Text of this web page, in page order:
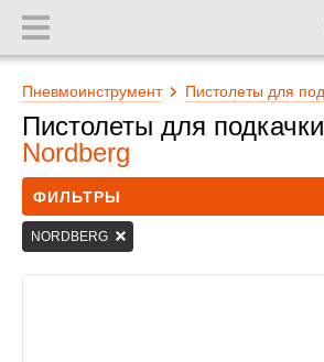
Пневмоинструмент Пистолеты для
Пистолеты для
Nordberg
ФИЛЬТРЫ
NORDBERG